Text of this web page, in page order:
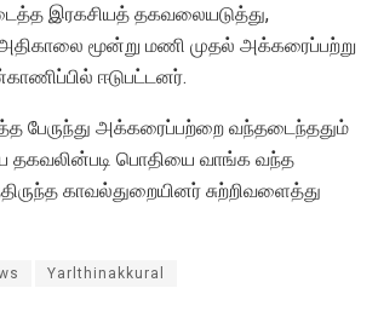
இரகசியத் தகவலையடுத்து,
மூன்று மணி முதல் அக்கரைப்பற்று
ஈடுபட்டனர்.
பேருந்து அக்கரைப்பற்றை வந்தடைந்ததும்
தகவலின்படி பொதியை வாங்க வந்த
காவல்துறையினர் சுற்றிவளைத்து
Yarlthinakkural